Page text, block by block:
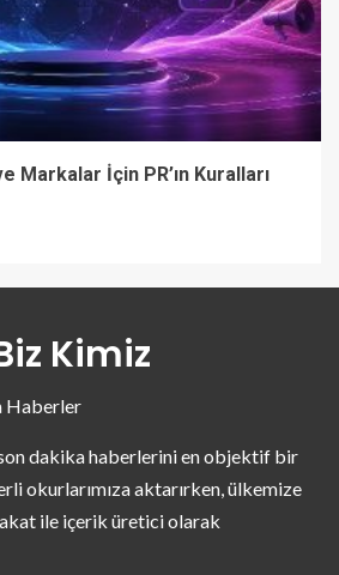
Markalar İçin PR’ın Kuralları
Kimiz
Haberler
dakika haberlerini en objektif bir
okurlarımıza aktarırken, ülkemize
ile içerik üretici olarak